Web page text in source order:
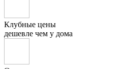
Клубные цены
дешевле чем у дома